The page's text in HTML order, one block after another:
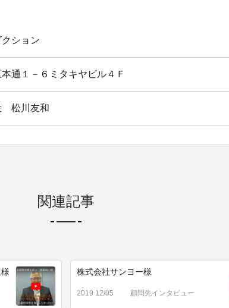
ション
通１－６ミタキヤビル４Ｆ
松川友和
関連記事
株式会社サンヨー様
2019 12/05 顧問先インタビュー